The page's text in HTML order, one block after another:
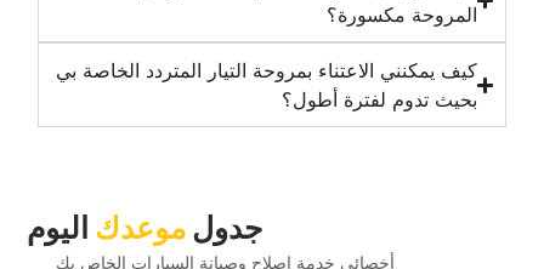
المروحة مكسورة؟‏
‏كيف يمكنني الاعتناء بمروحة التيار المتردد الخاصة بي
بحيث تدوم لفترة أطول؟‏
‏جدول‏‏موعدك‏ ‏اليوم‏
‏أخصائي خدمة إصلاح وصيانة السيارات الخاص بك‏